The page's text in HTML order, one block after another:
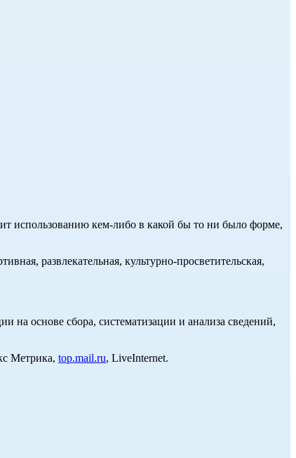
использованию кем-либо в какой бы то ни было форме,
развлекательная, культурно-просветительская,
основе сбора, систематизации и анализа сведений,
Метрика, top.mail.ru, LiveInternet.